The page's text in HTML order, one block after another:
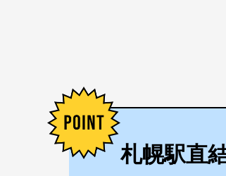
札幌駅直